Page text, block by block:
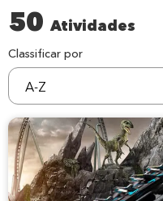
Localização
Universal Orlando
Coisas para fazer
Interesses
50 Atividades
Classificar por
sortBy